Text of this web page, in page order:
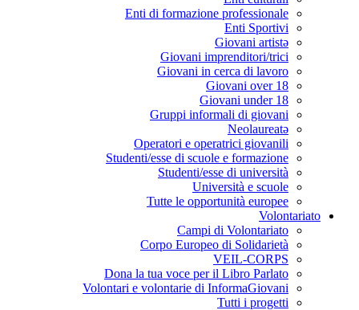
Enti di formazione professionale
Enti Sportivi
Giovani artistə
Giovani imprenditori/trici
Giovani in cerca di lavoro
Giovani over 18
Giovani under 18
Gruppi informali di giovani
Neolaureatə
Operatori e operatrici giovanili
Studenti/esse di scuole e formazione
Studenti/esse di università
Università e scuole
Tutte le opportunità europee
Volontariato
Campi di Volontariato
Corpo Europeo di Solidarietà
VEIL-CORPS
Dona la tua voce per il Libro Parlato
Volontari e volontarie di InformaGiovani
Tutti i progetti